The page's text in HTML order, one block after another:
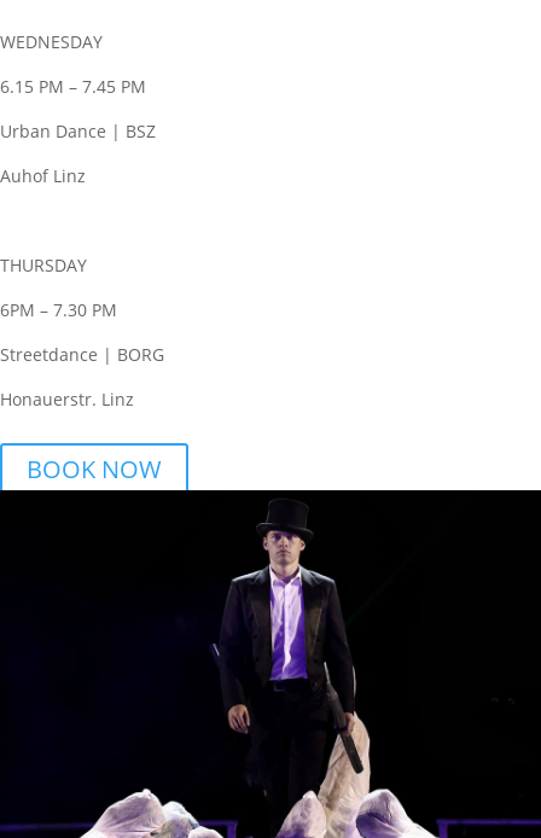
WEDNESDAY
6.15 PM – 7.45 PM
Urban Dance | BSZ
Auhof Linz
THURSDAY
6PM – 7.30 PM
Streetdance | BORG
Honauerstr. Linz
BOOK NOW